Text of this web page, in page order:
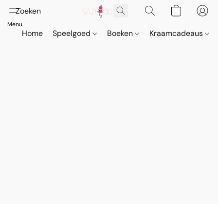
Home Speelgoed Boeken Kraamcadeaus